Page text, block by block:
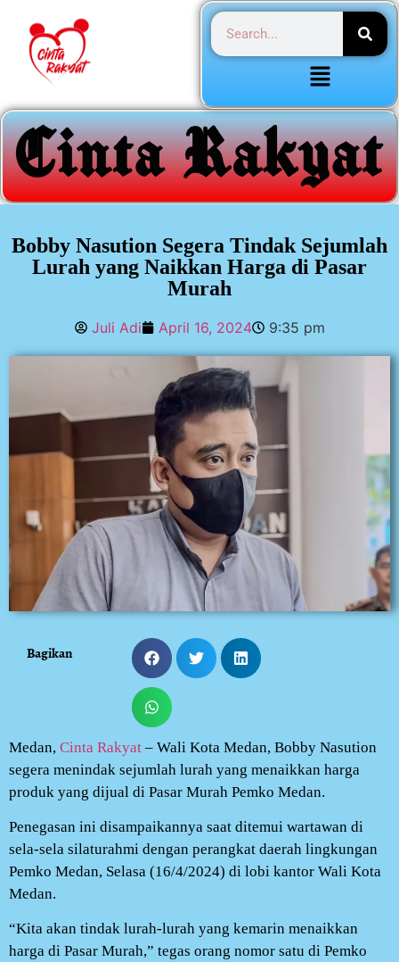
Bobby Nasution Segera Tindak Sejumlah
Lurah yang Naikkan Harga di Pasar
Murah
Juli Adi April 16, 2024 9:35 pm
Bagikan
Medan, Cinta Rakyat – Wali Kota Medan, Bobby Nasution
segera menindak sejumlah lurah yang menaikkan harga
produk yang dijual di Pasar Murah Pemko Medan.
Penegasan ini disampaikannya saat ditemui wartawan di
sela-sela silaturahmi dengan perangkat daerah lingkungan
Pemko Medan, Selasa (16/4/2024) di lobi kantor Wali Kota
Medan.
“Kita akan tindak lurah-lurah yang kemarin menaikkan
harga di Pasar Murah,” tegas orang nomor satu di Pemko